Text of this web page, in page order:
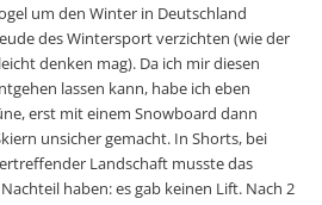
um den Winter in Deutschland
des Wintersport verzichten (wie der
denken mag). Da ich mir diesen
lassen kann, habe ich eben
erst mit einem Snowboard dann
unsicher gemacht. In Shorts, bei
Landschaft musste das
haben: es gab keinen Lift. Nach 2